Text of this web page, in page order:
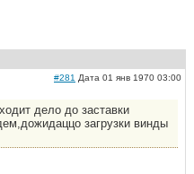
#281 Дата 01 янв 1970 03:00
дело до заставки
загрузки винды